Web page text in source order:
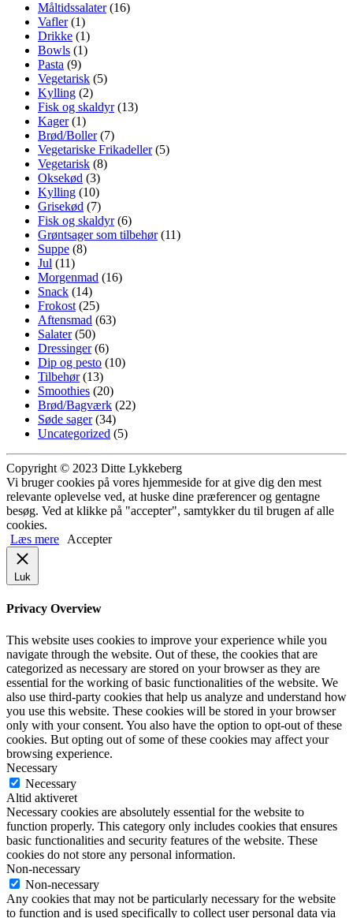
Måltidssalater(16)
Vafler(1)
Drikke (1)
Bowls (1)
Pasta (9)
Vegetarisk (5)
Kylling (2)
Fisk og skaldyr(13)
Kager(1)
Brød/Boller(7)
Vegetariske Frikadeller(5)
Vegetarisk (8)
Oksekød (3)
Kylling (10)
Grisekød (7)
Fisk og skaldyr(6)
Grøntsager som tilbehør(11)
Suppe (8)
Jul (11)
Morgenmad (16)
Snack (14)
Frokost (25)
Aftensmad (63)
Salater(50)
Dressinger(6)
Dip og pesto (10)
Tilbehør(13)
Smoothies (20)
Brød/Bagværk (22)
Søde sager(34)
Uncategorized (5)
Copyright © 2023 Ditte Lykkeberg
Vi bruger cookies på vores hjemmeside for at give dig den mest
relevante oplevelse ved, at huske dine præferencer og gentagne
besøg. Ved at klikke på "accepter", samtykker du til brugen af alle
cookies.
Læs mere
Accepter
Luk
Privacy Overview
This website uses cookies to improve your experience while you
navigate through the website. Out of these, the cookies that are
categorized as necessary are stored on your browser as they are
essential for the working of basic functionalities of the website. We
also use third-party cookies that help us analyze and understand how
you use this website. These cookies will be stored in your browser
only with your consent. You also have the option to opt-out of these
cookies. But opting out of some of these cookies may affect your
browsing experience.
Necessary
Necessary
Altid aktiveret
Necessary cookies are absolutely essential for the website to
function properly. This category only includes cookies that ensures
basic functionalities and security features of the website. These
cookies do not store any personal information.
Non-necessary
Non-necessary
Any cookies that may not be particularly necessary for the website
to function and is used specifically to collect user personal data via